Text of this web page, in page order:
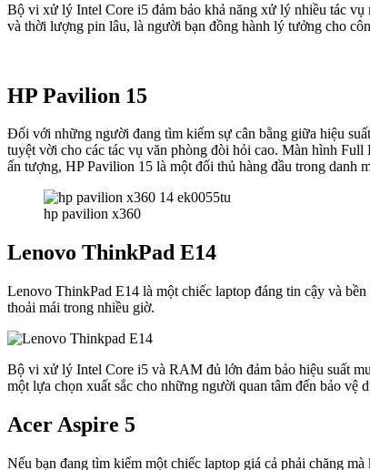
Bộ vi xử lý Intel Core i5 đảm bảo khả năng xử lý nhiều tác
và thời lượng pin lâu, là người bạn đồng hành lý tưởng cho
HP Pavilion 15
Đối với những người đang tìm kiếm sự cân bằng giữa hiệu
tuyệt vời cho các tác vụ văn phòng đòi hỏi cao. Màn hình
ấn tượng, HP Pavilion 15 là một đối thủ hàng đầu trong danh
hp pavilion x360
Lenovo ThinkPad E14
Lenovo ThinkPad E14 là một chiếc laptop đáng tin cậy và
thoải mái trong nhiều giờ.
Bộ vi xử lý Intel Core i5 và RAM đủ lớn đảm bảo hiệu suất
một lựa chọn xuất sắc cho những người quan tâm đến bảo vệ
Acer Aspire 5
Nếu bạn đang tìm kiếm một chiếc laptop giá cả phải chăng